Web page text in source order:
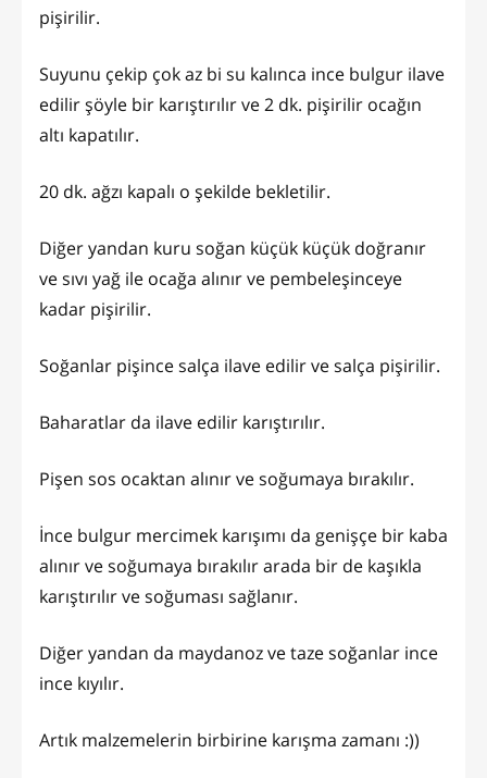
pişirilir.
Suyunu çekip çok az bi su kalınca ince bulgur ilave
edilir şöyle bir karıştırılır ve 2 dk. pişirilir ocağın
altı kapatılır.
20 dk. ağzı kapalı o şekilde bekletilir.
Diğer yandan kuru soğan küçük küçük doğranır
ve sıvı yağ ile ocağa alınır ve pembeleşinceye
kadar pişirilir.
Soğanlar pişince salça ilave edilir ve salça pişirilir.
Baharatlar da ilave edilir karıştırılır.
Pişen sos ocaktan alınır ve soğumaya bırakılır.
İnce bulgur mercimek karışımı da genişçe bir kaba
alınır ve soğumaya bırakılır arada bir de kaşıkla
karıştırılır ve soğuması sağlanır.
Diğer yandan da maydanoz ve taze soğanlar ince
ince kıyılır.
Artık malzemelerin birbirine karışma zamanı :))